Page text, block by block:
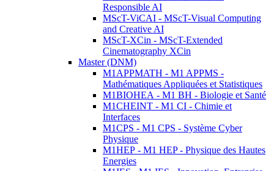
Responsible AI
MScT-ViCAI - MScT-Visual Computing
and Creative AI
MScT-XCin - MScT-Extended
Cinematography XCin
Master (DNM)
M1APPMATH - M1 APPMS -
Mathématiques Appliquées et Statistiques
M1BIOHEA - M1 BH - Biologie et Santé
M1CHEINT - M1 CI - Chimie et
Interfaces
M1CPS - M1 CPS - Système Cyber
Physique
M1HEP - M1 HEP - Physique des Hautes
Energies